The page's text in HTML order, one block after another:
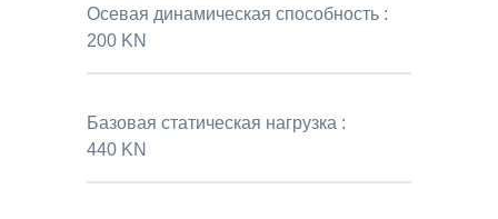
Осевая динамическая способность :
200 KN
Базовая статическая нагрузка :
440 KN